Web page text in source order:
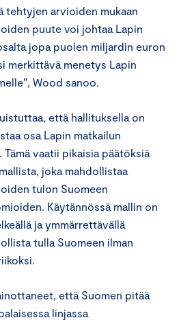
tehtyjen arvioiden mukaan
puute voi johtaa Lapin
jopa puolen miljardin euron
merkittävä menetys Lapin
Wood sanoo.
että hallituksella on
osa Lapin matkailun
vaatii pikaisia päätöksiä
joka mahdollistaa
tulon Suomeen
Käytännössä mallin on
ja ymmärrettävällä
tulla Suomeen ilman
että Suomen pitää
linjassa